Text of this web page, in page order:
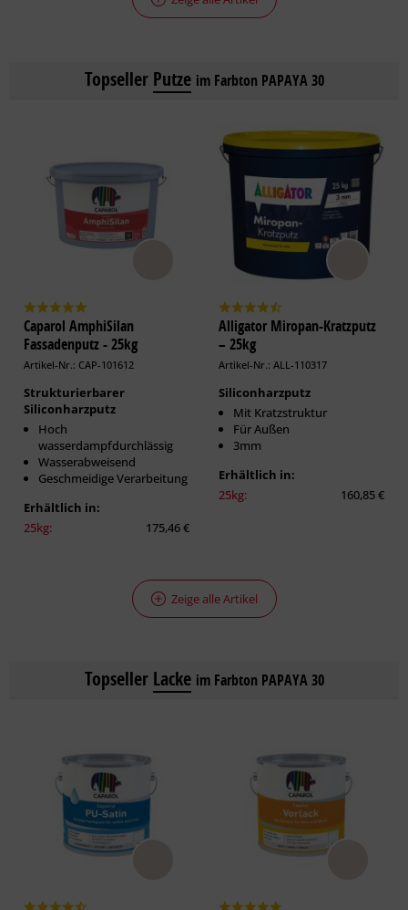
Topseller Putze im Farbton PAPAYA 30
Caparol AmphiSilan
Fassadenputz - 25kg
Artikel-Nr.: CAP-101612
Strukturierbarer
Siliconharzputz
Hoch
wasserdampfdurchlässig
Wasserabweisend
Geschmeidige Verarbeitung
Erhältlich in:
25kg:
175,46 €
Alligator Miropan-Kratzputz
– 25kg
Artikel-Nr.: ALL-110317
Siliconharzputz
Mit Kratzstruktur
Für Außen
3mm
Erhältlich in:
25kg:
160,85 €
Zeige alle Artikel
Topseller Lacke im Farbton PAPAYA 30